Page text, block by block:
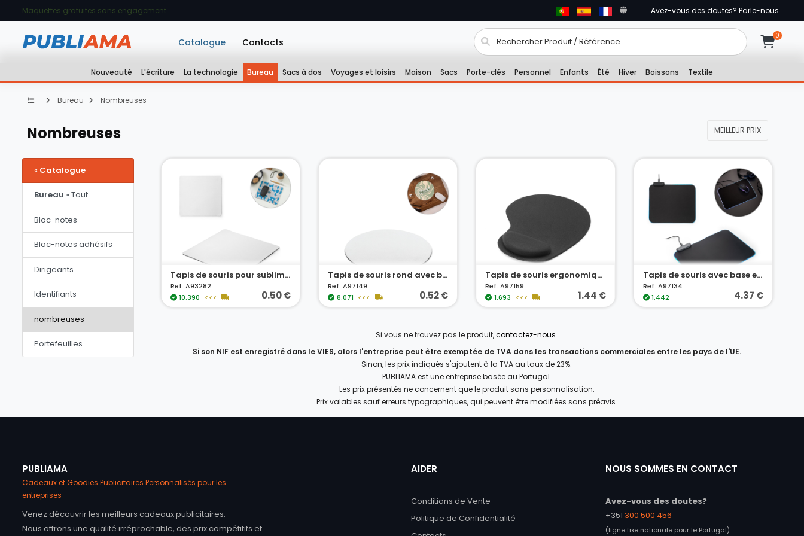
Maquettes gratuites sans engagement Avez-vous des doutes? Parle-nous
Catalogue Contacts
Nouveauté L'écriture La technologie Bureau Sacs à dos Voyages et loisirs Maison Sacs Porte-clés Personnel Enfants Été Hiver Boissons Textile
Bureau Nombreuses
Nombreuses MEILLEUR PRIX
« Catalogue
Bureau » Tout
Bloc-notes
Bloc-notes adhésifs
Dirigeants
Identifiants
nombreuses
Portefeuilles
Tapis de souris pour sublimation
Ref. A93282
10.390
<<< 0.50 €
Tapis de souris rond avec base en caoutchouc
Ref. A97149
8.071 <<< 0.52 €
Tapis de souris ergonomique conçu pour une utilisation prolongée
Ref. A97159
1.693
<<< 1.44 €
Tapis de souris avec base en caoutchouc
Ref. A97134
1.442
4.37 €
Si vous ne trouvez pas le produit,contactez-nous.
Si son NIF est enregistré dans le VIES, alors l'entreprise peut être exemptée de TVA dans les transactions commerciales entre les pays de l'UE.
Sinon, les prix indiqués s'ajoutent à la TVA au taux de 23%.
PUBLIAMA est une entreprise basée au Portugal.
Les prix présentés ne concernent que le produit sans personnalisation.
Prix valables sauf erreurs typographiques, qui peuvent être modifiées sans préavis.
PUBLIAMA
Cadeaux et Goodies Publicitaires Personnalisés pour les
entreprises
Venez découvrir les meilleurs cadeaux publicitaires.
Nous offrons une qualité irréprochable, des prix compétitifs et
AIDER
Conditions de Vente
Politique de Confidentialité
NOUS SOMMES EN CONTACT
Avez-vous des doutes?
+351 300 500 456
(ligne fixe nationale pour le Portugal)